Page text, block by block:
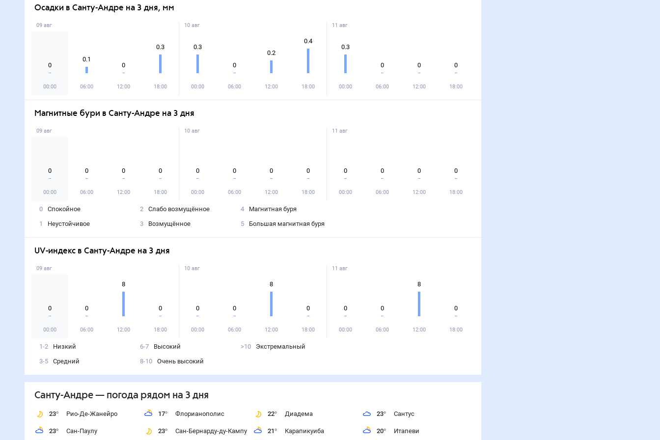
Осадки в Санту-Андре на 3 дня, мм
09 авг
0
00:00
0.1
06:00
0
12:00
0.3
18:00
10 авг
0.3
00:00
0
06:00
0.2
12:00
0.4
18:00
11 авг
0.3
00:00
0
06:00
0
12:00
0
18:00
Магнитные бури в Санту-Андре на 3 дня
09 авг
0
00:00
0
06:00
0
12:00
0
18:00
10 авг
0
00:00
0
06:00
0
12:00
0
18:00
11 авг
0
00:00
0
06:00
0
12:00
0
18:00
0
Спокойное
1
Неустойчивое
2
Слабо возмущённое
3
Возмущённое
4
Магнитная буря
5
Большая магнитная буря
UV-индекс в Санту-Андре на 3 дня
09 авг
0
00:00
0
06:00
8
12:00
0
18:00
10 авг
0
00:00
0
06:00
8
12:00
0
18:00
11 авг
0
00:00
0
06:00
8
12:00
0
18:00
1-2
Низкий
3-5
Средний
6-7
Высокий
8-10
Очень высокий
>10 Экстремальный
Санту-Андре— погода рядом на 3 дня
23° Рио-Де-Жанейро
23° Сан-Паулу
17° Флорианополис
23° Сан-Бернарду-ду-Кампу
22° Диадема
21° Карапикуиба
23° Сантус
20° Итапеви